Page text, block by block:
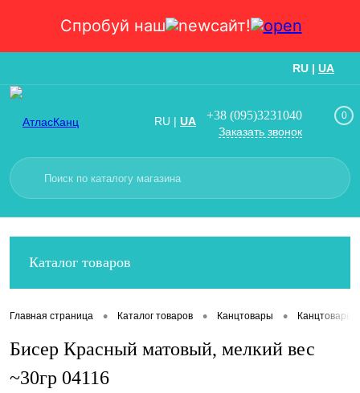
Спробуй наш сайт!
RU | UA
RU | UA +38 (095)3231040
Заказать звонок
0
Каталог товаров
Главная страница • Каталог товаров • Канцтовары • Канцтовары
Бисер Красный матовый, мелкий вес
~30гр 04116